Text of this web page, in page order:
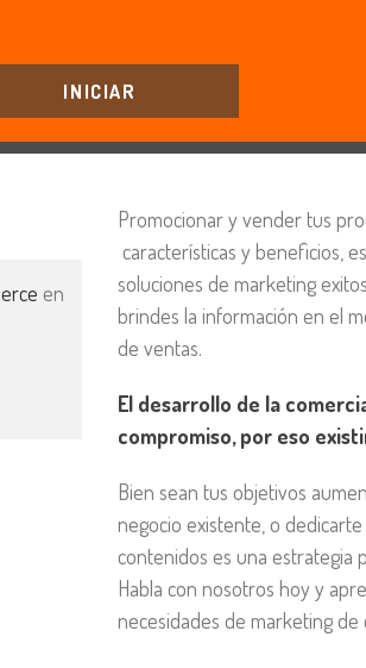
INICIAR
en
Promocionar y vender tus
características y beneficios,
soluciones de marketing
brindes la información en el
de ventas.
El desarrollo de la
compromiso, por eso
Bien sean tus objetivos
negocio existente, o
contenidos es una estrategia
Habla con nosotros hoy y
necesidades de marketing de